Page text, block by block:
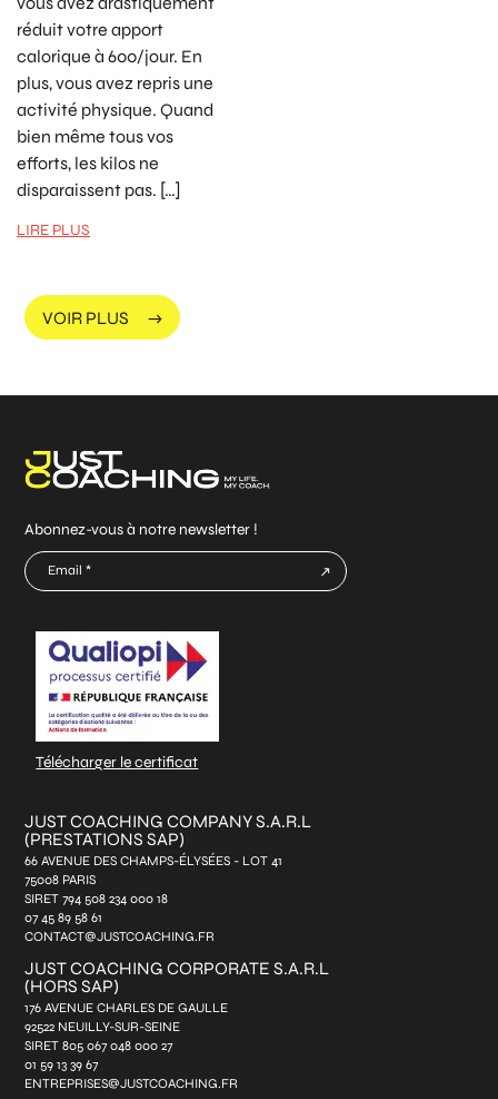
réduit votre apport
calorique à 600/jour. En
plus, vous avez repris une
activité physique. Quand
bien même tous vos
efforts, les kilos ne
disparaissent pas. […]
LIRE PLUS
VOIR PLUS
Abonnez-vous à notre newsletter !
E-
mail
*
Télécharger le certificat
JUST COACHING COMPANY S.A.R.L
(PRESTATIONS SAP)
66 AVENUE DES CHAMPS-ÉLYSÉES - LOT 41
75008 PARIS
SIRET 794 508 234 000 18
07 45 89 58 61
CONTACT@JUSTCOACHING.FR
JUST COACHING CORPORATE S.A.R.L
(HORS SAP)
176 AVENUE CHARLES DE GAULLE
92522 NEUILLY-SUR-SEINE
SIRET 805 067 048 000 27
01 59 13 39 67
ENTREPRISES@JUSTCOACHING.FR